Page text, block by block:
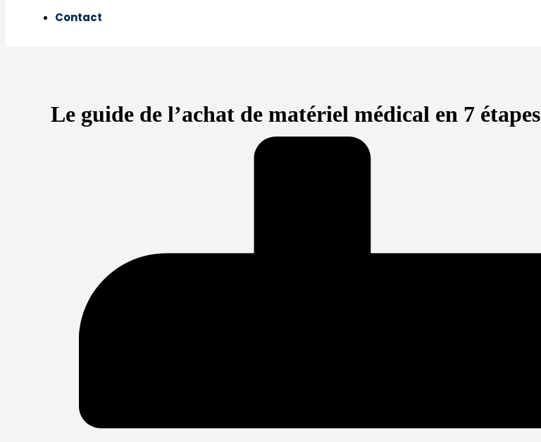
Contact
Le guide de l’achat de matériel médical en 7 étapes